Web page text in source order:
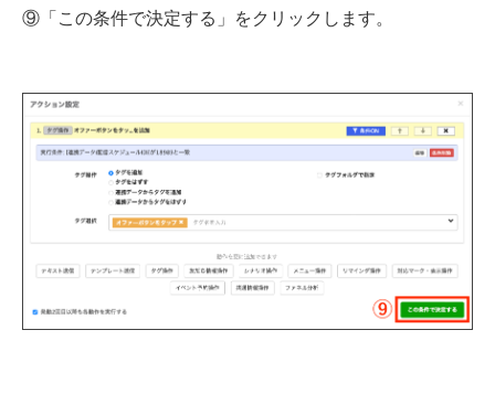
⑨「この条件で決定する」をクリックします。